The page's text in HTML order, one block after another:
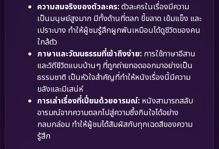
ความสมจริงของตัวละคร:ตัวละครในเรื่องมีความ
เป็นมนุษย์สูงมาก มีทั้งด้านที่ตลก ขี้ขลาด เข้มแข็ง และ
เปราะบาง ทำให้ผู้ชมรู้สึกผูกพันเหมือนได้ดูชีวิตของคน
ใกล้ตัว
ภาษาและวัฒนธรรมที่เข้าถึงง่าย: การใช้ภาษาอีสาน
และวิถีชีวิตแบบบ้านๆ ที่ถูกถ่ายทอดออกมาอย่างเป็น
ธรรมชาติ เป็นหัวใจสำคัญที่ทำให้หนังเรื่องนี้มีความ
ขลังและมีเสน่ห์
การเล่าเรื่องที่เปี่ยมด้วยอารมณ์: หนังสามารถสลับ
อารมณ์จากความตลกไปสู่ความซึ้งกินใจได้อย่าง
กลมกล่อม ทำให้ผู้ชมได้สัมผัสกับทุกเฉดสีของความ
รู้สึก